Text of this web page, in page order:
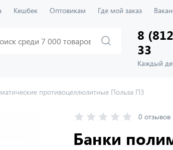
Кешбек Оптовикам Где мой заказ
8
33
Каждый
противоцеллюлитные Польза П3
0 отзывов
Банки